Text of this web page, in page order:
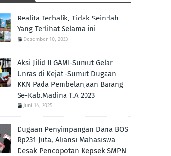
Realita Terbalik, Tidak Seindah
Yang Terlihat Selama ini
Desember 10, 2023
Aksi Jilid II GAMI-Sumut Gelar
Unras di Kejati-Sumut Dugaan
KKN Pada Pembelanjaan Barang
Se-Kab.Madina T.A 2023
Juni 14, 2025
Dugaan Penyimpangan Dana BOS
Rp231 Juta, Aliansi Mahasiswa
Desak Pencopotan Kepsek SMPN